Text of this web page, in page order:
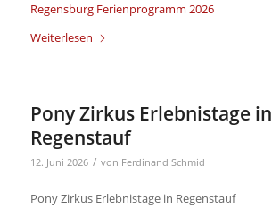
Regensburg Ferienprogramm 2026
Weiterlesen
Pony Zirkus Erlebnistage in
Regenstauf
12. Juni 2026 / von Ferdinand Schmid
Pony Zirkus Erlebnistage in Regenstauf